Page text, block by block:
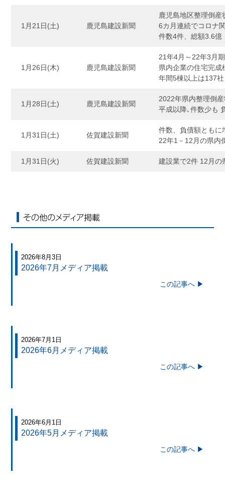
1月21日(土) 鹿児島建設新聞
鹿児島地区整理倒産
6カ月連続でコロナ
件数4件、総額3.6億
1月26日(木) 鹿児島建設新聞
21年4月～22年3月期
県内企業の住宅完
年間5棟以上は137社
1月28日(土) 鹿児島建設新聞
2022年県内整理倒
平成以降､件数少も
1月31日(土) 佐賀建設新聞
件数、負債額ともに
22年1－12月の県内
1月31日(火) 佐賀建設新聞 建設業で2件 12月の
2026年8月3日
2026年7月メディア掲載
この記事へ ▶
2026年7月1日
2026年6月メディア掲載
この記事へ ▶
2026年6月1日
2026年5月メディア掲載
この記事へ ▶